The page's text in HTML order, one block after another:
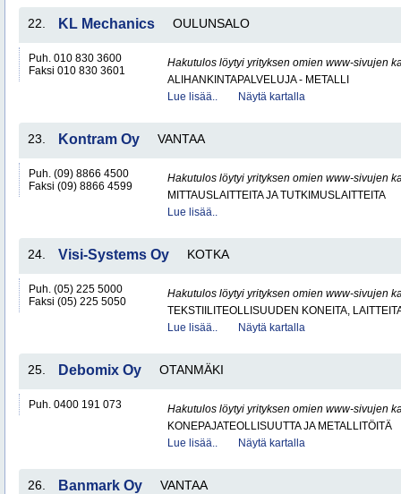
22. KL Mechanics OULUNSALO
Puh. 010 830 3600
Faksi 010 830 3601
Hakutulos löytyi yrityksen omien www-sivujen
ALIHANKINTAPALVELUJA - METALLI
Lue lisää..
Näytä kartalla
23. Kontram Oy VANTAA
Puh. (09) 8866 4500
Faksi (09) 8866 4599
Hakutulos löytyi yrityksen omien www-sivujen
MITTAUSLAITTEITA JA TUTKIMUSLAITTEITA
Lue lisää..
24. Visi-Systems Oy KOTKA
Puh. (05) 225 5000
Faksi (05) 225 5050
Hakutulos löytyi yrityksen omien www-sivujen
TEKSTIILITEOLLISUUDEN KONEITA,
Lue lisää..
Näytä kartalla
25. Debomix Oy OTANMÄKI
Puh. 0400 191 073
Hakutulos löytyi yrityksen omien www-sivujen
KONEPAJATEOLLISUUTTA JA METALLITÖITÄ
Lue lisää..
Näytä kartalla
26. Banmark Oy VANTAA